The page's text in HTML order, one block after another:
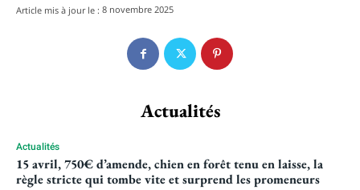
Article mis à jour le : 8 novembre 2025
Actualités
Actualités
15 avril, 750€ d’amende, chien en forêt tenu en laisse, la
règle stricte qui tombe vite et surprend les promeneurs